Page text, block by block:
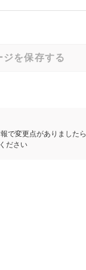
ジを保存する
で変更点がありましたら
ださい